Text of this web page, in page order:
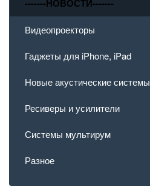
-------НОВОСТИ-------
Видеопроекторы
Гаджеты для iPhone, iPad
Новые акустические системы
Ресиверы и усилители
Системы мультирум
Разное